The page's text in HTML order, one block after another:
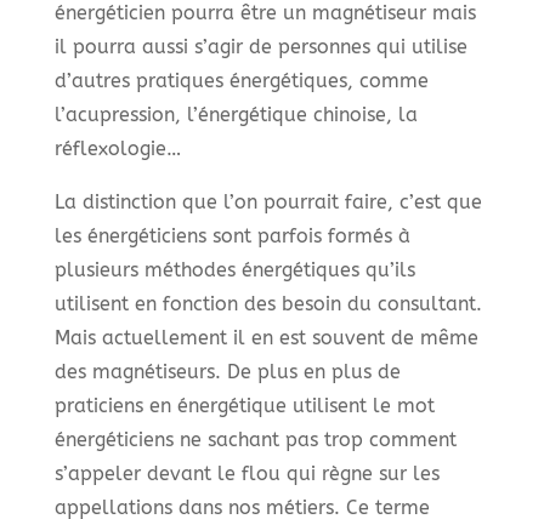
énergéticien pourra être un magnétiseur mais
il pourra aussi s’agir de personnes qui utilise
d’autres pratiques énergétiques, comme
l’acupression, l’énergétique chinoise, la
réflexologie…
La distinction que l’on pourrait faire, c’est que
les énergéticiens sont parfois formés à
plusieurs méthodes énergétiques qu’ils
utilisent en fonction des besoin du consultant.
Mais actuellement il en est souvent de même
des magnétiseurs. De plus en plus de
praticiens en énergétique utilisent le mot
énergéticiens ne sachant pas trop comment
s’appeler devant le flou qui règne sur les
appellations dans nos métiers. Ce terme